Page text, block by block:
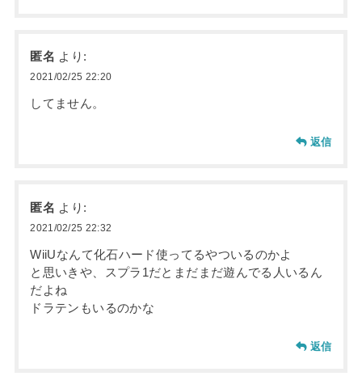
匿名 より:
2021/02/25 22:20
してません。
返信
匿名 より:
2021/02/25 22:32
WiiUなんて化石ハード使ってるやついるのかよ
と思いきや、スプラ1だとまだまだ遊んでる人いるん
だよね
ドラテンもいるのかな
返信